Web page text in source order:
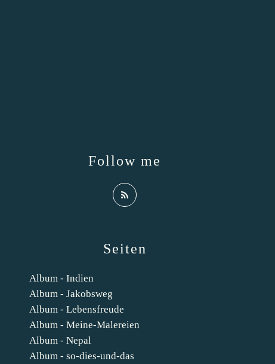
Seiten
Album - Indien
Album - Jakobsweg
Album - Lebensfreude
Album - Meine-Malereien
Album - Nepal
Album - so-dies-und-das
Follow me